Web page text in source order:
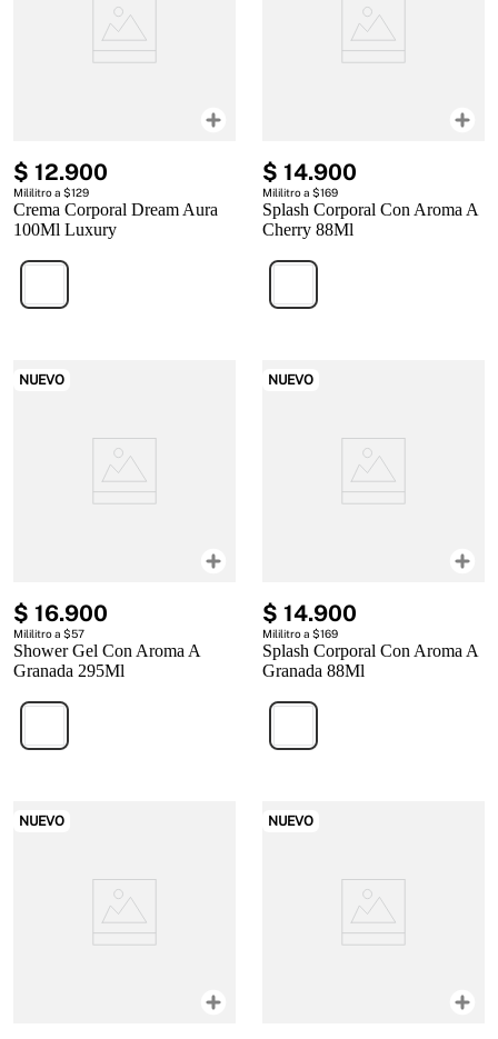
$ 12.900
Mililitro a $129
Crema Corporal Dream Aura
100Ml Luxury
$ 14.900
Mililitro a $169
Splash Corporal Con Aroma A
Cherry 88Ml
NUEVO
$ 16.900
Mililitro a $57
Shower Gel Con Aroma A
Granada 295Ml
NUEVO
$ 14.900
Mililitro a $169
Splash Corporal Con Aroma A
Granada 88Ml
NUEVO NUEVO